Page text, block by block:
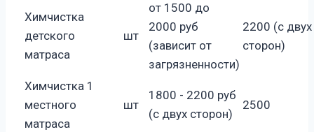
Химчистка
детского
матраса
шт
от 1500 до
2000 руб
(зависит от
загрязненности)
2200 (с двух
сторон)
Химчистка 1
местного
матраса
шт
1800 - 2200 руб
(с двух сторон)
2500